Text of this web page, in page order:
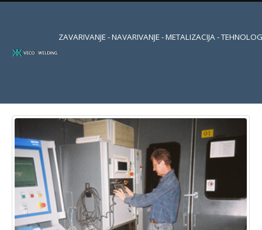
ZAVARIVANJE - NAVARIVANJE - METALIZACIJA -